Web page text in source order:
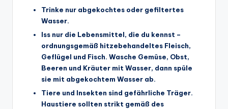
Trinke nur abgekochtes oder gefiltertes
Wasser.
Iss nur die Lebensmittel, die du kennst –
ordnungsgemäß hitzebehandeltes Fleisch,
Geflügel und Fisch. Wasche Gemüse, Obst,
Beeren und Kräuter mit Wasser, dann spüle
sie mit abgekochtem Wasser ab.
Tiere und Insekten sind gefährliche Träger.
Haustiere sollten strikt gemäß des